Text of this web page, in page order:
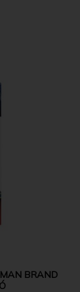
BRAND